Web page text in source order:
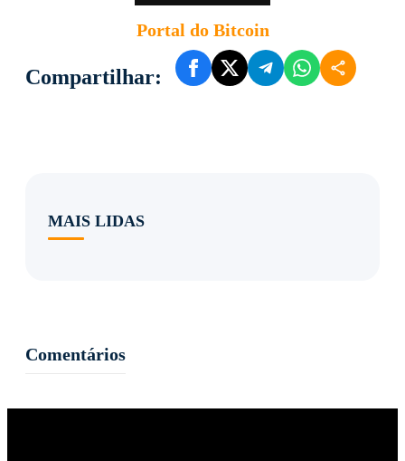
Portal do Bitcoin
Compartilhar:
MAIS LIDAS
Comentários